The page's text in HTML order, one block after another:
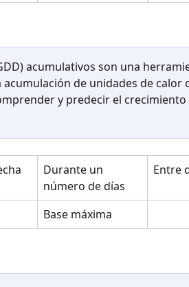
acumulativos son una
de unidades de calor
y predecir el crecimiento
Durante un
número de días
Entre
Base máxima